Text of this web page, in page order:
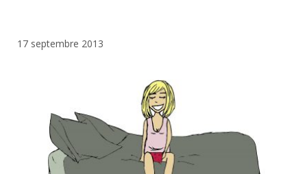
17 septembre 2013